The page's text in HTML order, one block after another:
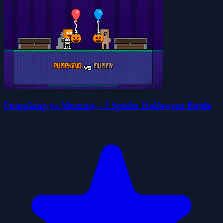
Pumpking vs Mummy - 2 Spieler Halloween Battle